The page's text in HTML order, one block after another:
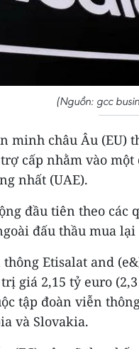
(Nguồn: gcc
minh châu Âu (EU)
cấp nhằm vào
nhất (UAE).
đầu tiên theo các
đấu thầu mua lại
Etisalat and
giá 2,15 tỷ euro
tập đoàn viễn
và Slovakia.